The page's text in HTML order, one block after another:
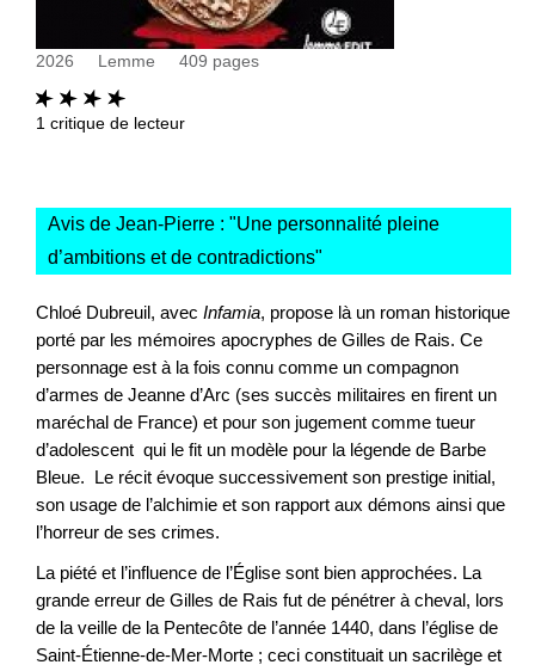
2026 Lemme 409 pages
1 critique de lecteur
Avis de Jean-Pierre : "Une personnalité pleine
d’ambitions et de contradictions"
Chloé Dubreuil, avec Infamia, propose là un roman historique
porté par les mémoires apocryphes de Gilles de Rais. Ce
personnage est à la fois connu comme un compagnon
d’armes de Jeanne d’Arc (ses succès militaires en firent un
maréchal de France) et pour son jugement comme tueur
d’adolescent qui le fit un modèle pour la légende de Barbe
Bleue. Le récit évoque successivement son prestige initial,
son usage de l’alchimie et son rapport aux démons ainsi que
l’horreur de ses crimes.
La piété et l’influence de l’Église sont bien approchées. La
grande erreur de Gilles de Rais fut de pénétrer à cheval, lors
de la veille de la Pentecôte de l’année 1440, dans l’église de
Saint-Étienne-de-Mer-Morte ; ceci constituait un sacrilège et